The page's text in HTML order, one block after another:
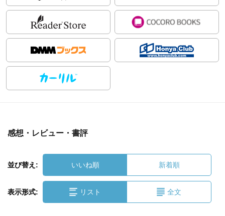
感想・レビュー・書評
並び替え: いいね順 新着順
表示形式: リスト 全文